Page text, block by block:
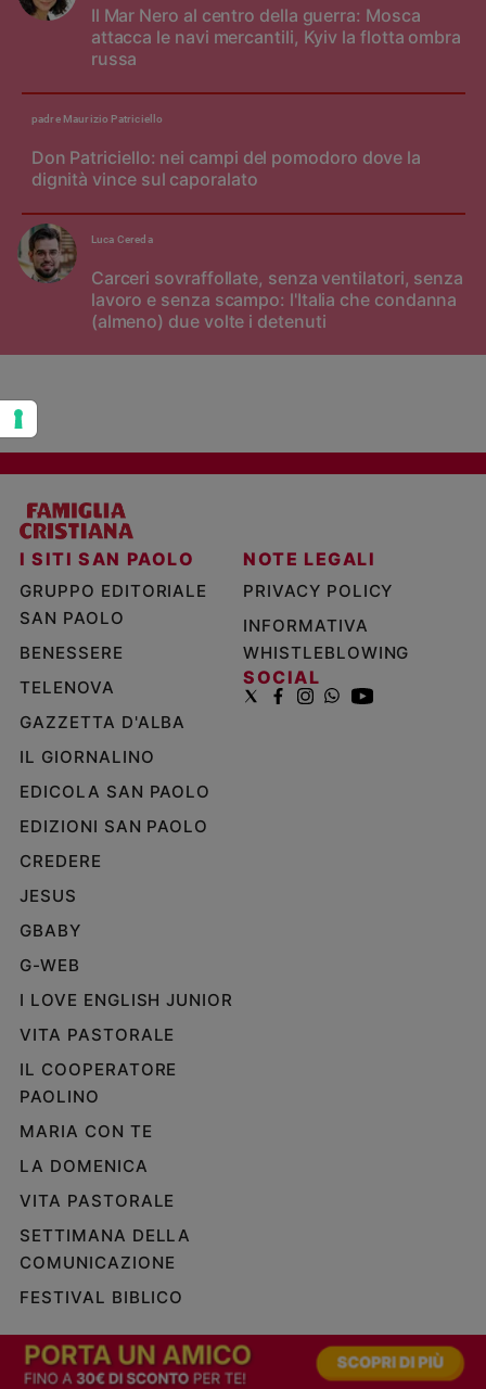
Chi
Contatti
Pubblicità
Redazione
Il Mar Nero al centro della guerra: Mosca
attacca le navi mercantili, Kyiv la flotta ombra
russa
Don Patriciello: nei campi del pomodoro dove la
dignità vince sul caporalato
padre Maurizio Patriciello
Carceri sovraffollate, senza ventilatori, senza
lavoro e senza scampo: l'Italia che condanna
(almeno) due volte i detenuti
Luca Cereda
I SITI SAN PAOLO
GRUPPO EDITORIALE
SAN PAOLO
BENESSERE
TELENOVA
GAZZETTA D'ALBA
IL GIORNALINO
EDICOLA SAN PAOLO
EDIZIONI SAN PAOLO
CREDERE
JESUS
GBABY
G-WEB
I LOVE ENGLISH JUNIOR
VITA PASTORALE
IL COOPERATORE
PAOLINO
MARIA CON TE
LA DOMENICA
VITA PASTORALE
SETTIMANA DELLA
COMUNICAZIONE
FESTIVAL BIBLICO
NOTE LEGALI
PRIVACY POLICY
INFORMATIVA
WHISTLEBLOWING
SOCIAL